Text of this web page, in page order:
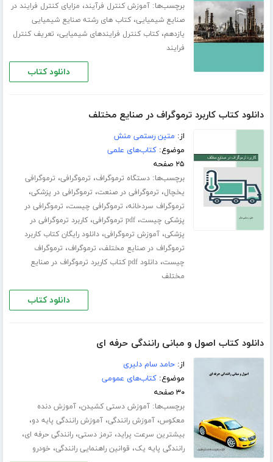
برچسب‌ها:آموزش کنترل فرآیند، مزایای کنترل فرایند در
صنایع شیمیایی،کتاب های رشته صنایع شیمیایی
یازدهم،کتاب کنترل فرایندهای شیمیایی، تعریف کنترل
فرایند
دانلود کتاب
دانلود کتاب کاربرد ترموگراف در صنایع مختلف
از: متین رستمی منش
موضوع:کتاب‌های علمی
۲۵ صفحه
برچسب‌ها:دستگاه ترموگراف، ترموگرافی، ترموگرافی
یخچال، ترموگرافی در صنعت، ترموگرافی در پزشکی،
ترموگراف سردخانه، ترموگرافی چیست، ترموگرافی در
پزشکی چیست،pdf ترموگرافی ،کاربرد ترموگرافی در
پزشکی،آموزش ترموگرافی،دانلود رایگان کتاب کاربرد
ترموگراف در صنایع مختلف، ترموگراف، ترموگراف
چیست،
دانلود pdf کتاب کاربرد ترموگراف در صنایع
مختلف
دانلود کتاب
دانلود کتاب اصول و مبانی رانندگی حرفه ای
از:حامد سام دلیری
موضوع:کتاب‌های عمومی
۳۰ صفحه
برچسب‌ها:آموزش دستی کشیدن،آموزش دنده
معکوس،آموزش رانندگی،آموزش رانندگی پایه دو،
بیشترین سرعت پراید، ترمز دستی،رانندگی حرفه ای،
رانندگی پایه یک، قوانین راهنمایی رانندگی، خودرو